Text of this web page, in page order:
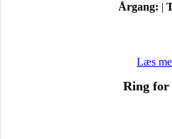
Årgang:
Læs
Ring for